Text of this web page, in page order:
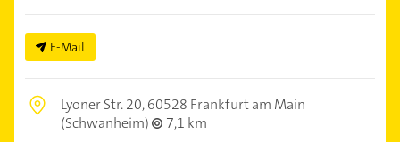
E-Mail
Lyoner Str. 20,60528 Frankfurt am Main
(Schwanheim)
7,1 km